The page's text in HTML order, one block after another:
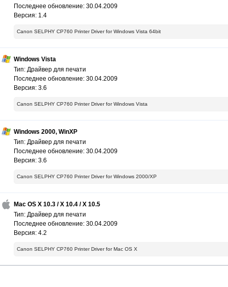
Последнее обновление: 30.04.2009
Версия: 1.4
Canon SELPHY CP760 Printer Driver for Windows Vista 64bit
Windows Vista
Тип: Драйвер для печати
Последнее обновление: 30.04.2009
Версия: 3.6
Canon SELPHY CP760 Printer Driver for Windows Vista
Windows 2000, WinXP
Тип: Драйвер для печати
Последнее обновление: 30.04.2009
Версия: 3.6
Canon SELPHY CP760 Printer Driver for Windows 2000/XP
Mac OS X 10.3 / X 10.4 / X 10.5
Тип: Драйвер для печати
Последнее обновление: 30.04.2009
Версия: 4.2
Canon SELPHY CP760 Printer Driver for Mac OS X